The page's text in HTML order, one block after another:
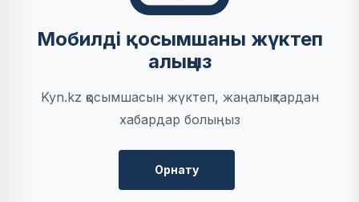
Мобилді қосымшаны жүктеп
алыңыз
Kyn.kz қосымшасын жүктеп, жаңалықтардан
хабардар болыңыз
Орнату